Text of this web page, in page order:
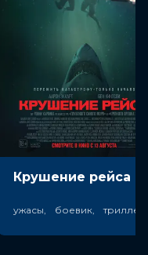
ужасы, боевик, триллер